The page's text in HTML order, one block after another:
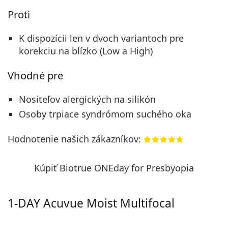
Proti
K dispozícii len v dvoch variantoch pre
korekciu na blízko (Low a High)
Vhodné pre
Nositeľov alergických na silikón
Osoby trpiace syndrómom suchého oka
Hodnotenie našich zákazníkov:
Kúpiť Biotrue ONEday for Presbyopia
1-DAY Acuvue Moist Multifocal